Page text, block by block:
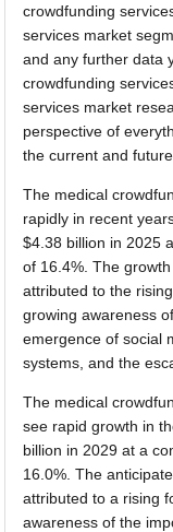
crowdfunding
services market
and any further data
crowdfunding
services market
perspective of
the current and
The medical
rapidly in recent
$4.38 billion in 2025
of 16.4%. The
attributed to the
growing awareness
emergence of social
systems, and the
The medical
see rapid growth in
billion in 2029 at a
16.0%. The
attributed to a rising
awareness of the